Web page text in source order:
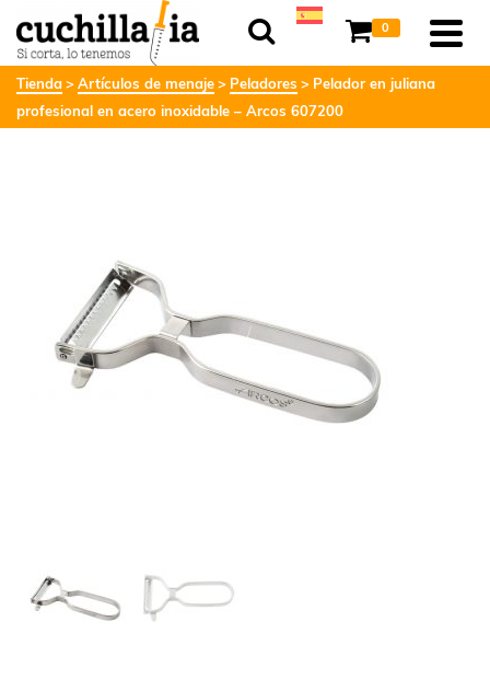
0
Tienda Artículos de menaje Peladores
Pelador en juliana
profesional en acero inoxidable – Arcos 607200